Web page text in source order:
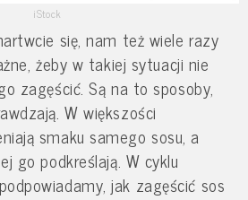
iStock
się, nam też wiele razy
żeby w takiej sytuacji nie
zagęścić. Są na to sposoby,
W większości
smaku samego sosu, a
go podkreślają. W cyklu
jak zagęścić sos